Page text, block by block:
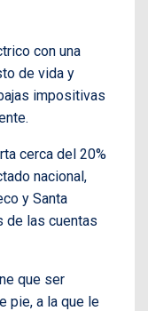
con una
de vida y
impositivas
cerca del 20%
nacional,
y Santa
de las cuentas
que ser
pie, a la que le